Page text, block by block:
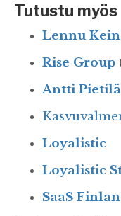
Tutustu myös
Lennu
Rise Group
Antti Pietilä
Loyalistic
Loyalistic
SaaS